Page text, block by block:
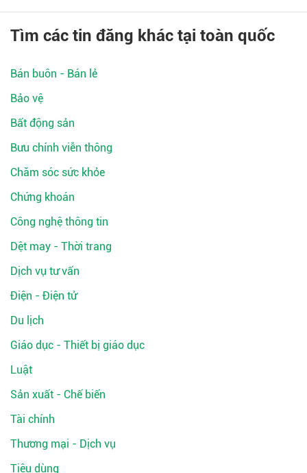
Tìm các tin đăng khác tại toàn quốc
Bán buôn - Bán lẻ
Bảo vệ
Bất động sản
Bưu chính viễn thông
Chăm sóc sức khỏe
Chứng khoán
Công nghệ thông tin
Dệt may - Thời trang
Dịch vụ tư vấn
Điện - Điện tử
Du lịch
Giáo dục - Thiết bị giáo dục
Luật
Sản xuất - Chế biến
Tài chính
Thương mại - Dịch vụ
Tiêu dùng